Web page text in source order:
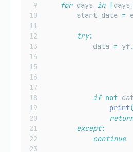
for days in [
        start_date
=
try:
            data
= yf.
if not
print(
except:
continue